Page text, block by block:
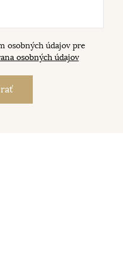
osobných údajov pre
osobných údajov